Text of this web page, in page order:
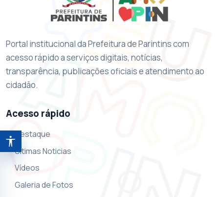
Abrir ferramentas de acessibilidade
Portal institucional da Prefeitura de Parintins com
acesso rápido a serviços digitais, notícias,
transparência, publicações oficiais e atendimento ao
cidadão.
Acesso rápido
Destaque
Ultimas Noticias
Vídeos
Galeria de Fotos